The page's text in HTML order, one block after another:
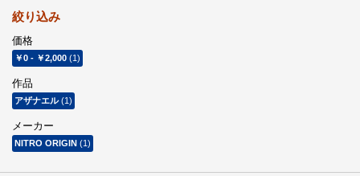
絞り込み
価格
￥0 - ￥2,000 (1)
作品
アザナエル(1)
メーカー
NITRO ORIGIN (1)